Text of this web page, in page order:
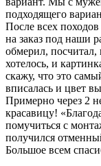
подходящего
После всех
на заказ под наши
обмерил,
хотелось, и
скажу, что это
вписалась и цвет
Примерно через 2
красавицу!
помучиться с
получился
Большое всем